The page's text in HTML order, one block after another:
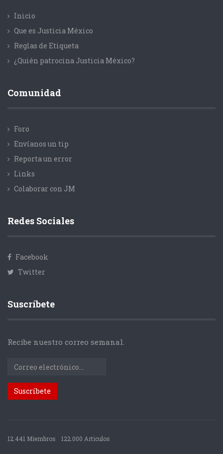
Inicio
Que es Justicia México
Reglas de Etiqueta
¿Quién patrocina Justicia México?
Comunidad
Foro
Envíanos un tip
Reporta un error
Links
Colaborar con JM
Redes Sociales
Facebook
Twitter
Suscríbete
Recibe nuestro correo semanal.
12.441 Miembros 122.000 Articulos